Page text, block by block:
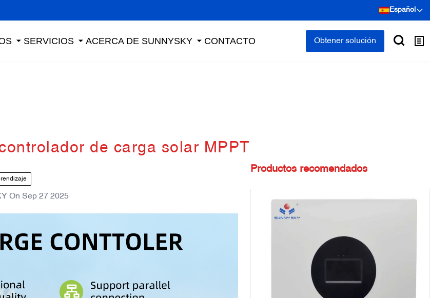
Español
SERVICIOS ACERCA DE SUNNYSKY CONTACTO Obtener solución
de carga solar MPPT
On Sep 27 2025
Productos recomendados